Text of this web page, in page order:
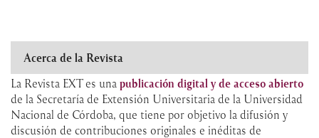
Acerca de la Revista
La Revista EXT es una publicación digital y de acceso abierto
de la Secretaría de Extensión Universitaria de la Universidad
Nacional de Córdoba, que tiene por objetivo la difusión y
discusión de contribuciones originales e inéditas de